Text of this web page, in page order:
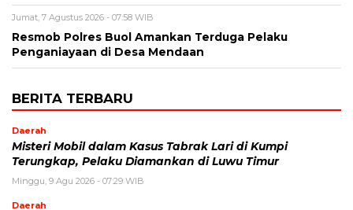
Jumat, 7 Agustus 2026 - 07:58 WIB
Resmob Polres Buol Amankan Terduga Pelaku
Penganiayaan di Desa Mendaan
BERITA TERBARU
Daerah
Misteri Mobil dalam Kasus Tabrak Lari di Kumpi
Terungkap, Pelaku Diamankan di Luwu Timur
Minggu, 9 Agu 2026 - 07:29 WIB
Daerah